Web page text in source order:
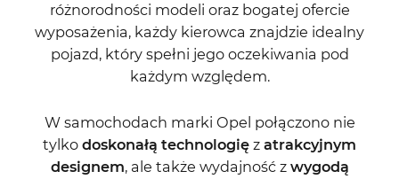
różnorodności modeli oraz bogatej ofercie
wyposażenia, każdy kierowca znajdzie idealny
pojazd, który spełni jego oczekiwania pod
każdym względem.
W samochodach marki Opel połączono nie
tylko doskonałą technologię z atrakcyjnym
designem, ale także wydajność z wygodą